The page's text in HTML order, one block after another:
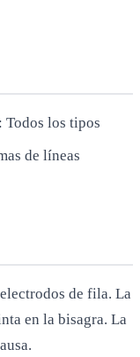
: Todos los tipos
de líneas
de fila. La
en la bisagra. La